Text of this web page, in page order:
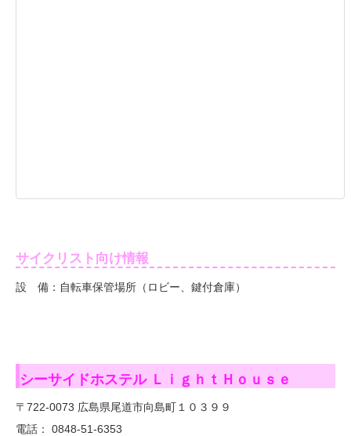
サイクリスト向け情報
設 備：自転車保管場所（ロビー、鍵付倉庫）
シーサイドホステル ＬｉｇｈｔＨｏｕｓｅ
〒722-0073 広島県尾道市向島町１０３９９
電話： 0848-51-6353